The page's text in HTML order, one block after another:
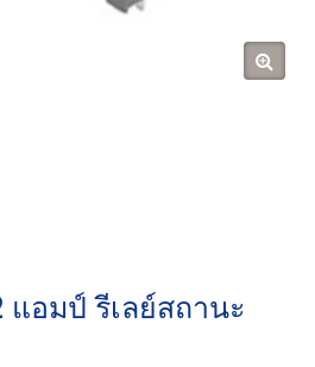
อมป์ รีเลย์สถานะ